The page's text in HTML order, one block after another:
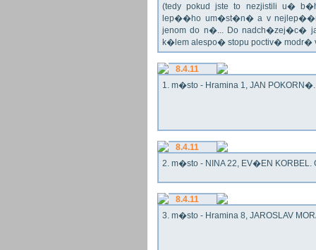
(tedy pokud jste to nezjistili u�
lep��ho um�st�n� a v
jenom do n�... Do nadch�zej�c�
k�lem alespo� stopu poctiv�
8.4.11
1. m�sto - Hramina 1, JAN
8.4.11
2. m�sto - NINA 22, EV�EN KORBEL.
8.4.11
3. m�sto - Hramina 8, JAROSLAV